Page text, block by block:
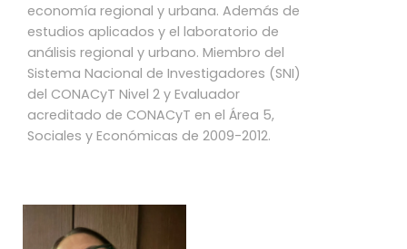
economía regional y urbana. Además de
estudios aplicados y el laboratorio de
análisis regional y urbano. Miembro del
Sistema Nacional de Investigadores (SNI)
del CONACyT Nivel 2 y Evaluador
acreditado de CONACyT en el Área 5,
Sociales y Económicas de 2009-2012.